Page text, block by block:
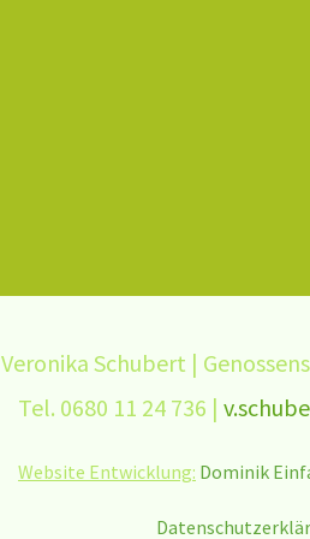
Veronika Schubert |
Tel. 0680 11 24 736 |
Website Entwicklung: Dominik